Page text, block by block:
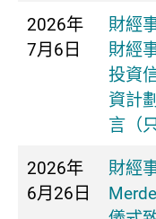
2026年
7月6日
財經
財經
投資
資計
言（
2026年
6月26日
財經